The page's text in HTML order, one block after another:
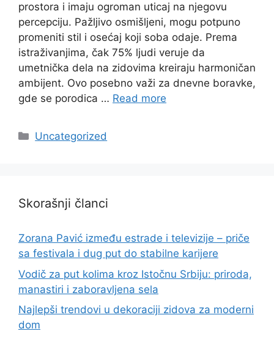
prostora i imaju ogroman uticaj na njegovu
percepciju. Pažljivo osmišljeni, mogu potpuno
promeniti stil i osećaj koji soba odaje. Prema
istraživanjima, čak 75% ljudi veruje da
umetnička dela na zidovima kreiraju harmoničan
ambijent. Ovo posebno važi za dnevne boravke,
gde se porodica … Read more
Categories
Uncategorized
Skorašnji članci
Zorana Pavić između estrade i televizije – priče
sa festivala i dug put do stabilne karijere
Vodič za put kolima kroz Istočnu Srbiju: priroda,
manastiri i zaboravljena sela
Najlepši trendovi u dekoraciji zidova za moderni
dom